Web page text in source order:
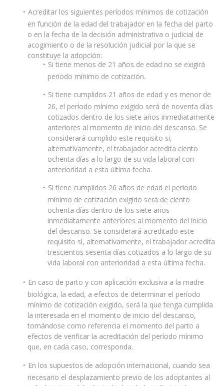
Acreditar los siguientes períodos mínimos de cotización
en función de la edad del trabajador en la fecha del parto
o en la fecha de la decisión administrativa o judicial de
acogimiento o de la resolución judicial por la que se
constituye la adopción:
Si tiene menos de 21 años de edad no se exigirá
período mínimo de cotización.
Si tiene cumplidos 21 años de edad y es menor de
26, el período mínimo exigido será de noventa días
cotizados dentro de los siete años inmediatamente
anteriores al momento de inicio del descanso. Se
considerará cumplido este requisito si,
alternativamente, el trabajador acredita ciento
ochenta días a lo largo de su vida laboral con
anterioridad a esta última fecha.
Si tiene cumplidos 26 años de edad el período
mínimo de cotización exigido será de ciento
ochenta días dentro de los siete años
inmediatamente anteriores al momento del inicio
del descanso. Se considerará acreditado este
requisito si, alternativamente, el trabajador acredita
trescientos sesenta días cotizados a lo largo de su
vida laboral con anterioridad a esta última fecha.
En caso de parto y con aplicación exclusiva a la madre
biológica, la edad, a efectos de determinar el período
mínimo de cotización exigido, será la que tenga cumplida
la interesada en el momento de inicio del descanso,
tomándose como referencia el momento del parto a
efectos de verificar la acreditación del período mínimo
que, en cada caso, corresponda.
En los supuestos de adopción internacional, cuando sea
necesario el desplazamiento previo de los adoptantes al